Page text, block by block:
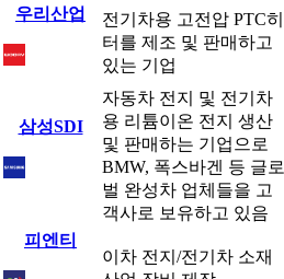
우리산업
전기차용 고전압 PTC히
터를 제조 및 판매하고
있는 기업
삼성SDI
자동차 전지 및 전기차
용 리튬이온 전지 생산
및 판매하는 기업으로
BMW, 폭스바겐 등 글로
벌 완성차 업체들을 고
객사로 보유하고 있음
피엔티
이차 전지/전기차 소재